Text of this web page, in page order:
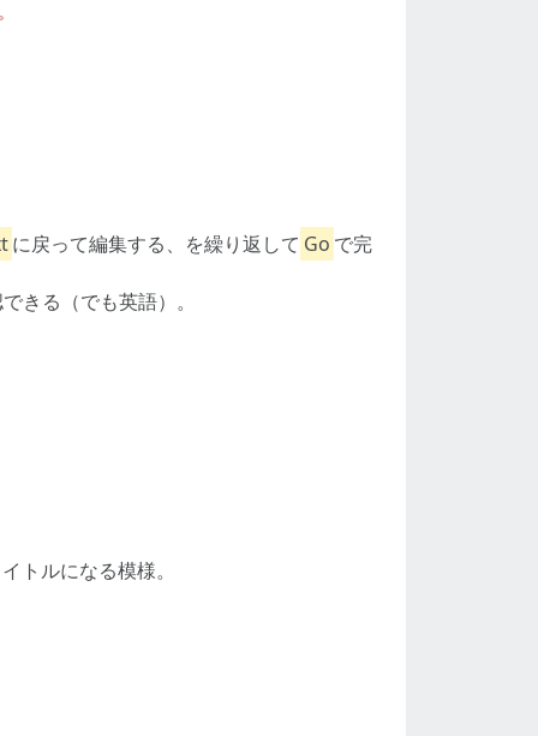
に戻って編集する、を繰り返して Go で完
きる（でも英語）。
トルになる模様。